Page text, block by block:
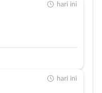
hari ini
hari ini